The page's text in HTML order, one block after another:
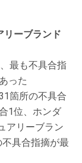
リーブランド
最も不具合指
った
箇所の不具合
1位、ホンダ
アリーブラン
具合指摘が最